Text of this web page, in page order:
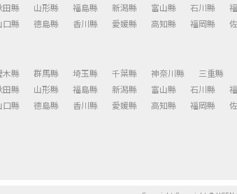
田縣 山形縣 福島縣 新潟縣 富山縣 石川縣
口縣 德島縣 香川縣 愛媛縣 高知縣 福岡縣
木縣 群馬縣 埼玉縣 千葉縣 神奈川縣 三重縣
田縣 山形縣 福島縣 新潟縣 富山縣 石川縣
口縣 德島縣 香川縣 愛媛縣 高知縣 福岡縣